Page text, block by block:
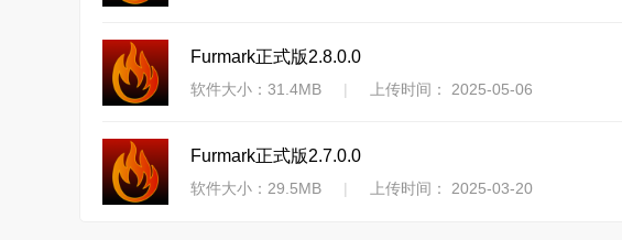
Furmark正式版2.8.0.0
软件大小：31.4MB | 上传时间： 2025-05-06
Furmark正式版2.7.0.0
软件大小：29.5MB | 上传时间： 2025-03-20